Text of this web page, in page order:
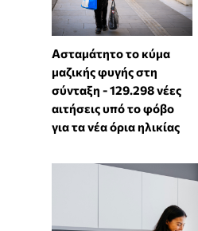
Ασταμάτητο το κύμα
μαζικής φυγής στη
σύνταξη - 129.298 νέες
αιτήσεις υπό το φόβο
για τα νέα όρια ηλικίας